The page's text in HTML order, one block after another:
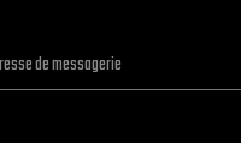
Tenue 24 à 36 H en